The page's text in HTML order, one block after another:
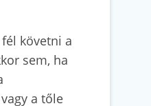
követni a
sem, ha
a tőle